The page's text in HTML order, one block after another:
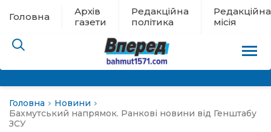
Головна
Архів
газети
Редакційна
політика
Редакційна
місія
Головна
Новини
Бахмутський напрямок. Ранкові новини від Генштабу
ЗСУ